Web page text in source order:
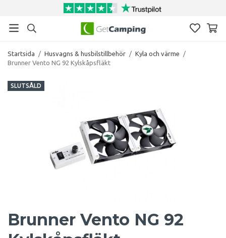
Startsida / Husvagns & husbilstillbehör / Kyla och värme
/
Brunner Vento NG 92 Kylskåpsfläkt
SLUTSÅLD
Brunner Vento NG 92